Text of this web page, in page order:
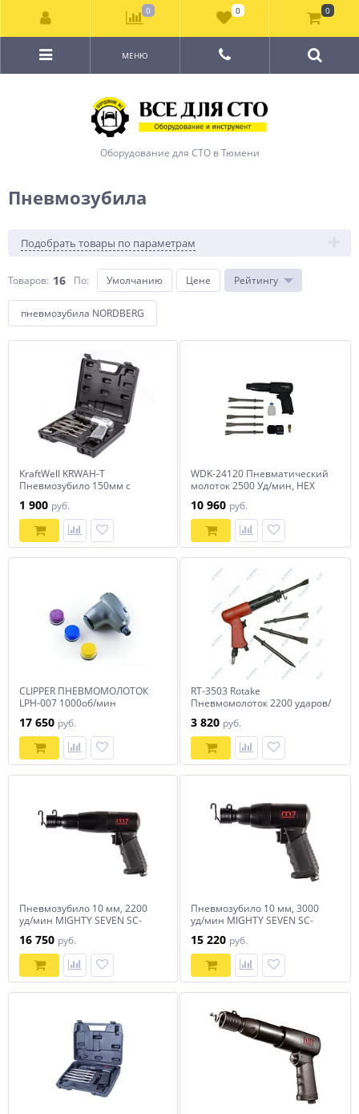
Оборудование для СТО в Тюмени
МЕНЮ
Пневмозубила
Подобрать товары по параметрам
Товаров: 16 По: Умолчанию Цене Рейтингу
пневмозубила NORDBERG
KraftWell KRWAH-T
Пневмозубило 150мм с
1 900 руб.
WDK-24120 Пневматический
молоток 2500 Уд/мин, HEX
10 960 руб.
CLIPPER ПНЕВМОМОЛОТОК
LPH-007 1000об/мин
17 650 руб.
RT-3503 Rotake
Пневмомолоток 2200 ударов/
250мм)
3 820 руб.
Пневмозубило 10 мм, 2200
уд/мин MIGHTY SEVEN SC-
16 750 руб.
Пневмозубило 10 мм, 3000
уд/мин MIGHTY SEVEN SC-
15 220 руб.
0 0 0